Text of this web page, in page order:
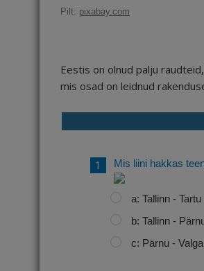
o
o
k
n
Pilt: pixabay.com
Eestis on olnud palju
mis osad on leidnud
Mis liini hakkas
a: Tallinn - Tartu
b: Tallinn -
c: Pärnu - Valga